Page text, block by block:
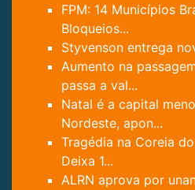
FPM: 14 Municípios
Bloqueios...
Styvenson entrega
Aumento na
passa a val...
Natal é a capital
Nordeste, apon...
Tragédia na Coreia
Deixa 1...
ALRN aprova por